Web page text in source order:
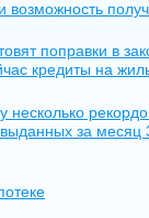
поправки в
кредиты на
несколько
за